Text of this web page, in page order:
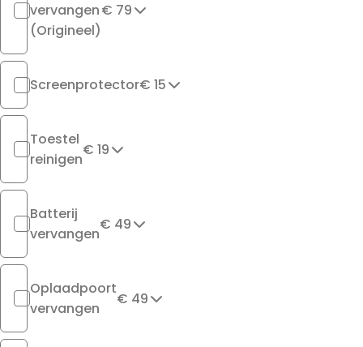
vervangen
(Origineel)
€ 79
Screenprotector€ 15
Toestel
reinigen
€ 19
Batterij
vervangen
€ 49
Oplaadpoort
vervangen
€ 49